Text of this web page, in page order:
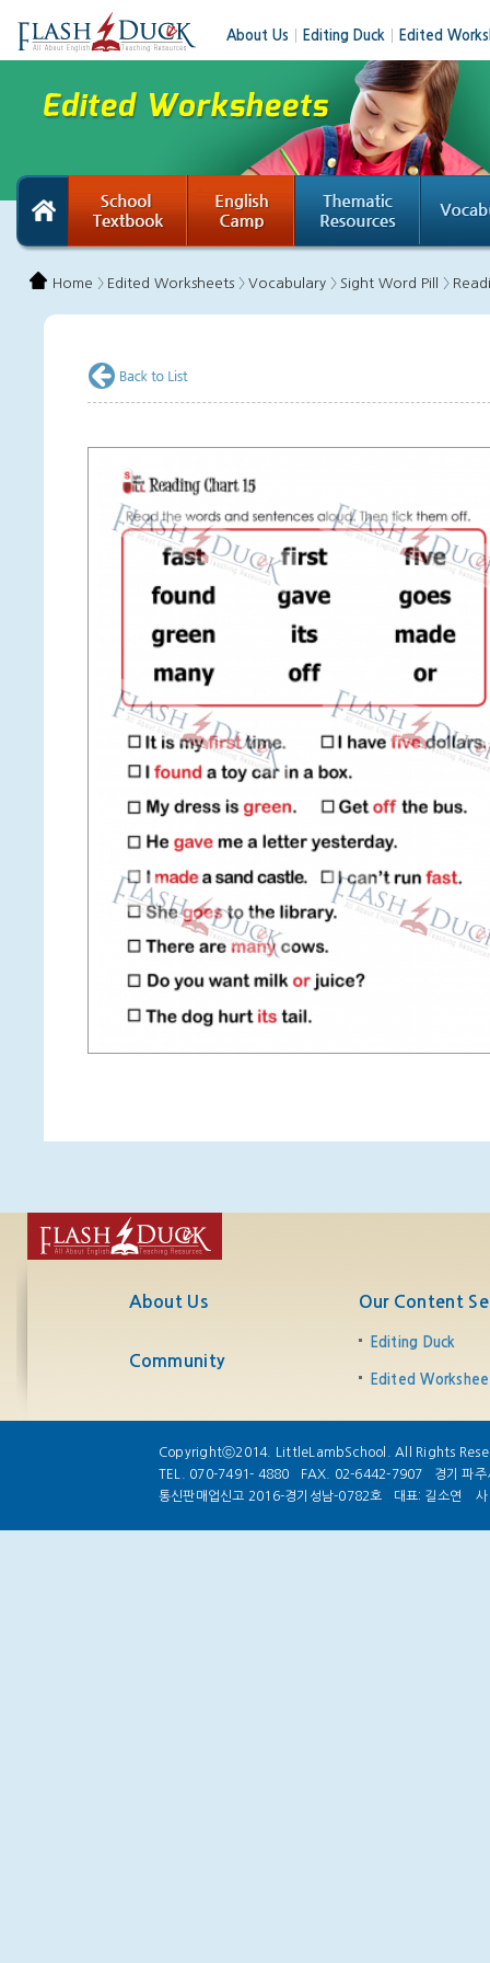
About Us Editing Duck Edited
Home 〉 Edited Worksheets 〉 Vocabulary 〉 Sight Word Pill 〉
About Us
Community
Our Content
Editing Duck
Edited
Copyrightⓒ2014. LittleLambSchool. All Rights
TEL. 070-7491- 4880
FAX. 02-6442-7907
경기 파
통신판매업신고 2016-경기성남-0782호
대표: 길소연